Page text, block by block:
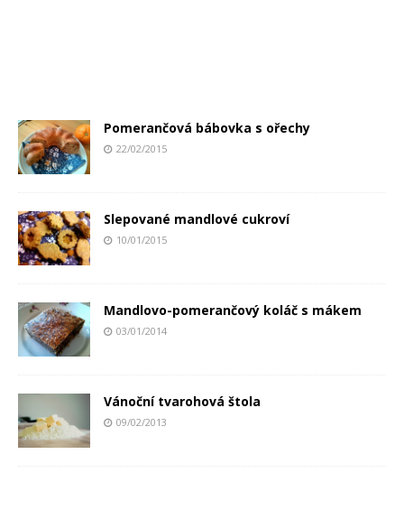
Pomerančová bábovka s ořechy
22/02/2015
Slepované mandlové cukroví
10/01/2015
Mandlovo-pomerančový koláč s mákem
03/01/2014
Vánoční tvarohová štola
09/02/2013